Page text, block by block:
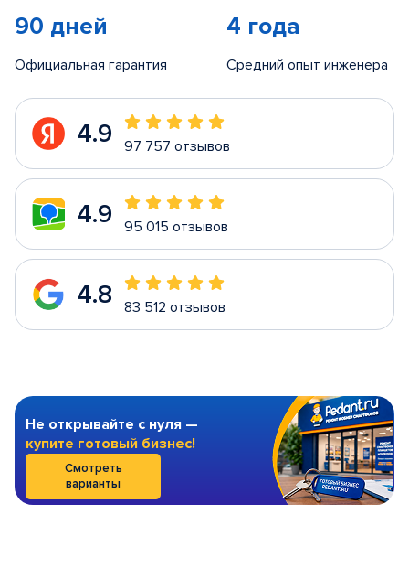
90 дней
Официальная гарантия
4 года
Средний опыт инженера
4.9 97 757 отзывов
4.9 95 015 отзывов
4.8 83 512 отзывов
Не открывайте с нуля —
купите готовый бизнес!
Смотреть
варианты